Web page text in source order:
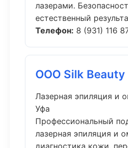
лазерами.
естественный
Телефон: 8 (931) 116
ООО Silk Beauty
Лазерная эпиляция и
Уфа
Профессиональный
лазерная эпиляция и
диагностика кожи,